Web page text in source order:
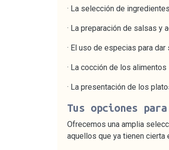
· La selección de
· La preparación de salsas y
· El uso de especias para
· La cocción de los alimentos
· La presentación de los
Tus opciones
Ofrecemos una amplia
aquellos que ya tienen cierta